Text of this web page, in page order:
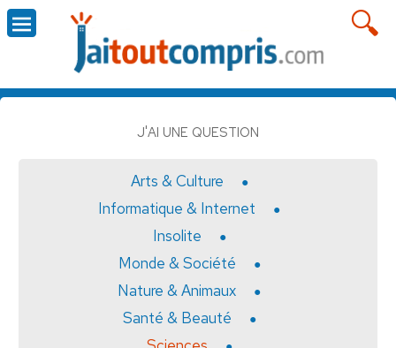
J'AI UNE QUESTION
Arts & Culture
Informatique & Internet
Insolite
Monde & Société
Nature & Animaux
Santé & Beauté